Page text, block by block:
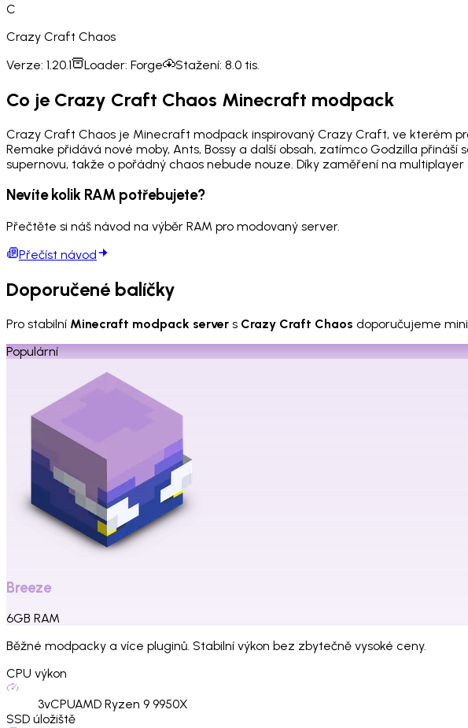
C
Crazy Craft Chaos
Verze: 1.20.1 Loader: Forge Stažení: 8.0 tis.
Co je Crazy Craft Chaos Minecraft modpack
Crazy Craft Chaos je Minecraft modpack inspirovaný Crazy Craft, ve kterém
Remake přidává nové moby, Ants, Bossy a další obsah, zatímco Godzilla
supernovu, takže o pořádný chaos nebude nouze. Díky zaměření na
Nevíte kolik RAM potřebujete?
Přečtěte si náš návod na výběr RAM pro modovaný server.
Přečíst návod
Doporučené balíčky
Pro stabilní Minecraft modpack server s Crazy Craft Chaos doporučujeme
Populární
Breeze
6GB RAM
Běžné modpacky a více pluginů. Stabilní výkon bez zbytečně vysoké ceny.
CPU výkon
3vCPUAMD Ryzen 9 9950X
SSD úložiště